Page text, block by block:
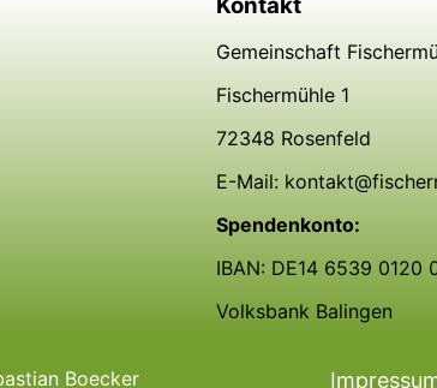
Kontakt
Gemeinschaft
Fischermühle 1
72348 Rosenfeld
E-Mail:
Spendenkonto:
IBAN: DE14 6539 0120
Volksbank Balingen
Boecker